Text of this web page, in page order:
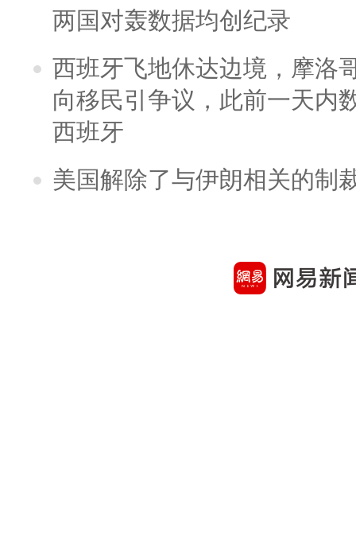
两国对轰数据均创纪录
西班牙飞地休达边境，摩洛
向移民引争议，此前一天内
西班牙
美国解除了与伊朗相关的制